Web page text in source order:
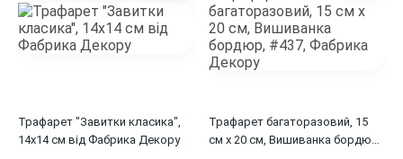
Трафарет "Завитки класика",
14х14 см від Фабрика Декору
Трафарет багаторазовий, 15
см x 20 см, Вишиванка бордюр,